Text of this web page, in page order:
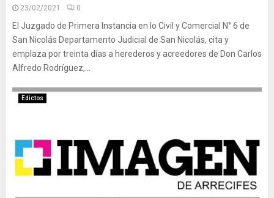
23/02/2021 0
El Juzgado de Primera Instancia en lo Civil y Comercial N° 6 de
San Nicolás Departamento Judicial de San Nicolás, cita y
emplaza por treinta días a herederos y acreedores de Don Carlos
Alfredo Rodríguez,...
Edictos